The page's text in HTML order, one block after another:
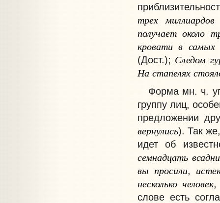
трех миллиардов
получает около
кровати в самых
(Дост.); Следом
На стапелях
Форма мн. ч.
группу лиц,
предложении
вернулись). Так
идет об
семнадцать
вы просили,
несколько человек
слове есть